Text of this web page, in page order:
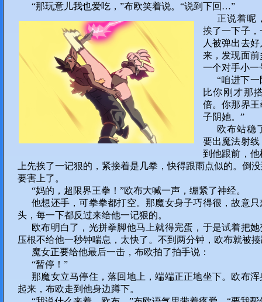
“那玩意儿我也爱吃，”布欧笑着说。“说到下回…”
正说着呢
挨了一下子
人被弹出去
来，发现面
一个对手小一
“咱进下
比你刚才那
倍。你那界
子阴她。”
欧布站稳
要出魔法射
到他跟前，
上先挨了一记狠的，紧接着是几拳，快得跟雨点似的。倒
要害上了。
“妈的，超限界王拳！”欧布大喊一声，绷紧了神经。
他想还手，可拳拳都打空。那魔女身子巧得很，故意
头，每一下都反过来给他一记狠的。
欧布明白了，光拼拳脚他马上就得完蛋，于是试着把
压根不给他一秒钟喘息，太快了。不到两分钟，欧布就被
魔女正要给他最后一击，布欧拍了拍手说：
“暂停！”
那魔女立马停住，落回地上，端端正正地坐下。欧布
起来，布欧走到他身边蹲下。